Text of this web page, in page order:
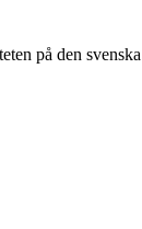
på den